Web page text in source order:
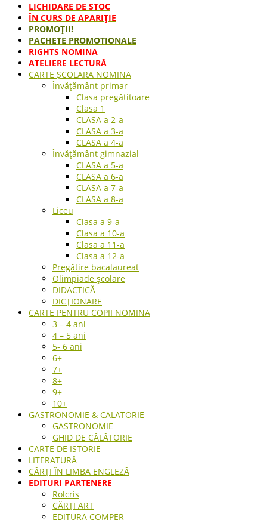
LICHIDARE DE STOC
ÎN CURS DE APARIŢIE
PROMOȚII!
PACHETE PROMOTIONALE
RIGHTS NOMINA
ATELIERE LECTURĂ
CARTE ŞCOLARA NOMINA
Învățământ primar
Clasa pregătitoare
Clasa 1
CLASA a 2-a
CLASA a 3-a
CLASA a 4-a
Învățământ gimnazial
CLASA a 5-a
CLASA a 6-a
CLASA a 7-a
CLASA a 8-a
Liceu
Clasa a 9-a
Clasa a 10-a
Clasa a 11-a
Clasa a 12-a
Pregătire bacalaureat
Olimpiade școlare
DIDACTICĂ
DICȚIONARE
CARTE PENTRU COPII NOMINA
3 – 4 ani
4 – 5 ani
5- 6 ani
6+
7+
8+
9+
10+
GASTRONOMIE & CALATORIE
GASTRONOMIE
GHID DE CĂLĂTORIE
CARTE DE ISTORIE
LITERATURĂ
CĂRȚI ÎN LIMBA ENGLEZĂ
EDITURI PARTENERE
Rolcris
CĂRȚI ART
EDITURA COMPER